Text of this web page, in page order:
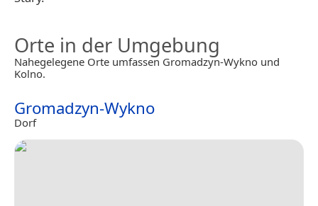
Orte in der Umgebung
Nahegelegene Orte umfassen Gromadzyn-Wykno und
Kolno.
Gromadzyn-Wykno
Dorf